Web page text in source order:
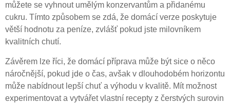
můžete se vyhnout umělým konzervantům a přidanému
cukru. Tímto způsobem se zdá, že domácí verze poskytuje
větší hodnotu za peníze, zvlášť pokud jste milovníkem
kvalitních chutí.
Závěrem lze říci, že domácí příprava může být sice o něco
náročnější, pokud jde o čas, avšak v dlouhodobém horizontu
může nabídnout lepší chuť a výhodu v kvalitě. Mít možnost
experimentovat a vytvářet vlastní recepty z čerstvých surovin